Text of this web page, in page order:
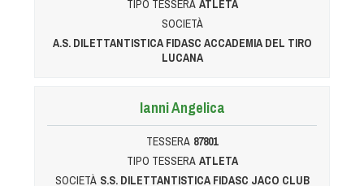
TIPO TESSERA ATLETA
SOCIETÀ
A.S. DILETTANTISTICA FIDASC ACCADEMIA DEL TIRO
LUCANA
Ianni Angelica
TESSERA 87801
TIPO TESSERA ATLETA
SOCIETÀ S.S. DILETTANTISTICA FIDASC JACO CLUB
Sleddog